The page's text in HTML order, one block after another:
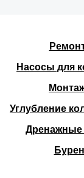
Насосы для
Углубление
Дренажные